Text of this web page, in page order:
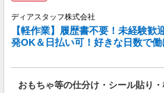
ディアスタッフ株式会社
【軽作業】履歴書不要！未経験
発OK＆日払い可！好きな日数で働
おもちゃ等の仕分け・シール貼り